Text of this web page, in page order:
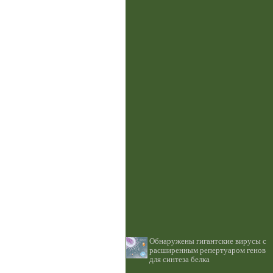
Обнаружены гигантские вирусы с
расширенным репертуаром генов
для синтеза белка